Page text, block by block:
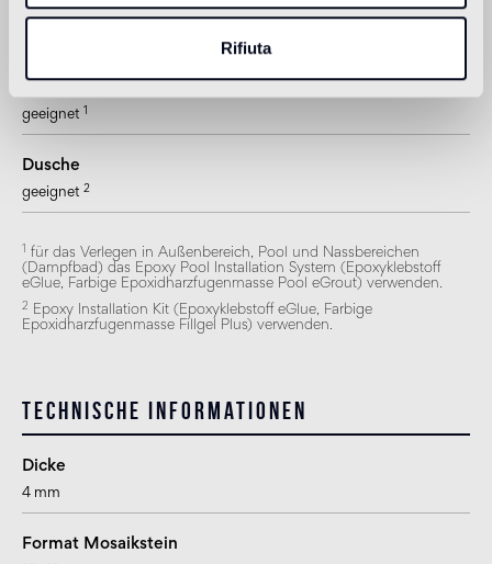
Rifiuta
Verkleidung in Innenräumen
geeignet
Dusche
geeignet 2
für das Verlegen in Außenbereich, Pool und Nassbereichen
(Dampfbad) das Epoxy Pool Installation System (Epoxyklebstoff
eGlue, Farbige Epoxidharzfugenmasse Pool eGrout) verwenden.
2
Epoxy Installation Kit (Epoxyklebstoff eGlue, Farbige
Epoxidharzfugenmasse Fillgel Plus) verwenden.
Technische Informationen
Dicke
4 mm
Format Mosaikstein